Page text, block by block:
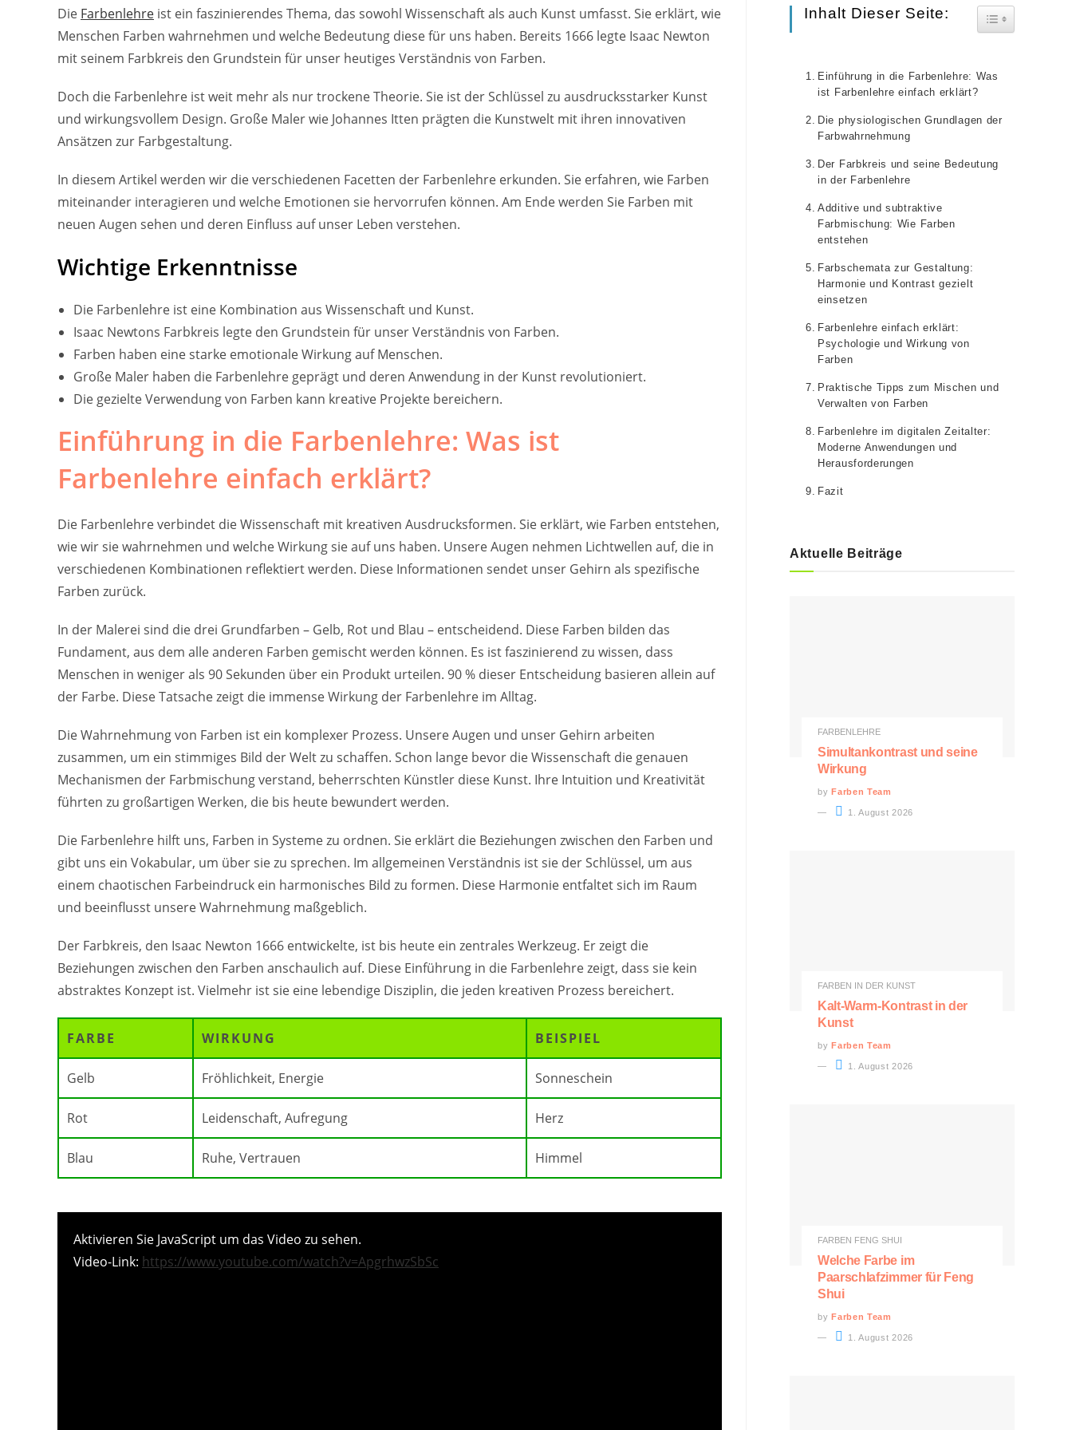
Die Farbenlehre ist ein faszinierendes Thema, das sowohl Wissenschaft als auch Kunst umfasst. Sie erklärt, wie
Menschen Farben wahrnehmen und welche Bedeutung diese für uns haben. Bereits 1666 legte Isaac Newton
mit seinem Farbkreis den Grundstein für unser heutiges Verständnis von Farben.
Doch die Farbenlehre ist weit mehr als nur trockene Theorie. Sie ist der Schlüssel zu ausdrucksstarker Kunst
und wirkungsvollem Design. Große Maler wie Johannes Itten prägten die Kunstwelt mit ihren innovativen
Ansätzen zur Farbgestaltung.
In diesem Artikel werden wir die verschiedenen Facetten der Farbenlehre erkunden. Sie erfahren, wie Farben
miteinander interagieren und welche Emotionen sie hervorrufen können. Am Ende werden Sie Farben mit
neuen Augen sehen und deren Einfluss auf unser Leben verstehen.
Wichtige Erkenntnisse
Die Farbenlehre ist eine Kombination aus Wissenschaft und Kunst.
Isaac Newtons Farbkreis legte den Grundstein für unser Verständnis von Farben.
Farben haben eine starke emotionale Wirkung auf Menschen.
Große Maler haben die Farbenlehre geprägt und deren Anwendung in der Kunst revolutioniert.
Die gezielte Verwendung von Farben kann kreative Projekte bereichern.
Einführung in die Farbenlehre: Was ist
Farbenlehre einfach erklärt?
Die Farbenlehre verbindet die Wissenschaft mit kreativen Ausdrucksformen. Sie erklärt, wie Farben entstehen,
wie wir sie wahrnehmen und welche Wirkung sie auf uns haben. Unsere Augen nehmen Lichtwellen auf, die in
verschiedenen Kombinationen reflektiert werden. Diese Informationen sendet unser Gehirn als spezifische
Farben zurück.
In der Malerei sind die drei Grundfarben – Gelb, Rot und Blau – entscheidend. Diese Farben bilden das
Fundament, aus dem alle anderen Farben gemischt werden können. Es ist faszinierend zu wissen, dass
Menschen in weniger als 90 Sekunden über ein Produkt urteilen. 90 % dieser Entscheidung basieren allein auf
der Farbe. Diese Tatsache zeigt die immense Wirkung der Farbenlehre im Alltag.
Die Wahrnehmung von Farben ist ein komplexer Prozess. Unsere Augen und unser Gehirn arbeiten
zusammen, um ein stimmiges Bild der Welt zu schaffen. Schon lange bevor die Wissenschaft die genauen
Mechanismen der Farbmischung verstand, beherrschten Künstler diese Kunst. Ihre Intuition und Kreativität
führten zu großartigen Werken, die bis heute bewundert werden.
Die Farbenlehre hilft uns, Farben in Systeme zu ordnen. Sie erklärt die Beziehungen zwischen den Farben und
gibt uns ein Vokabular, um über sie zu sprechen. Im allgemeinen Verständnis ist sie der Schlüssel, um aus
einem chaotischen Farbeindruck ein harmonisches Bild zu formen. Diese Harmonie entfaltet sich im Raum
und beeinflusst unsere Wahrnehmung maßgeblich.
Der Farbkreis, den Isaac Newton 1666 entwickelte, ist bis heute ein zentrales Werkzeug. Er zeigt die
Beziehungen zwischen den Farben anschaulich auf. Diese Einführung in die Farbenlehre zeigt, dass sie kein
abstraktes Konzept ist. Vielmehr ist sie eine lebendige Disziplin, die jeden kreativen Prozess bereichert.
FARBE WIRKUNG BEISPIEL
Gelb Fröhlichkeit, Energie Sonneschein
Rot Leidenschaft, Aufregung Herz
Blau Ruhe, Vertrauen Himmel
Aktivieren Sie JavaScript um das Video zu sehen.
Video-Link: https://www.youtube.com/watch?v=ApgrhwzSbSc
to
close
Inhalt Dieser Seite: Toggle Table
Einführung in die Farbenlehre: Was
ist Farbenlehre einfach erklärt?
Die physiologischen Grundlagen der
Farbwahrnehmung
Der Farbkreis und seine Bedeutung
in der Farbenlehre
Additive und subtraktive
Farbmischung: Wie Farben
entstehen
Farbschemata zur Gestaltung:
Harmonie und Kontrast gezielt
einsetzen
Farbenlehre einfach erklärt:
Psychologie und Wirkung von
Farben
Praktische Tipps zum Mischen und
Verwalten von Farben
Farbenlehre im digitalen Zeitalter:
Moderne Anwendungen und
Herausforderungen
Fazit
Aktuelle Beiträge
FARBENLEHRE
Simultankontrast und seine
Wirkung
by Farben Team
1. August 2026
FARBEN IN DER KUNST
Kalt-Warm-Kontrast in der
Kunst
by Farben Team
1. August 2026
FARBEN FENG SHUI
Welche Farbe im
Paarschlafzimmer für Feng
Shui
by Farben Team
1. August 2026